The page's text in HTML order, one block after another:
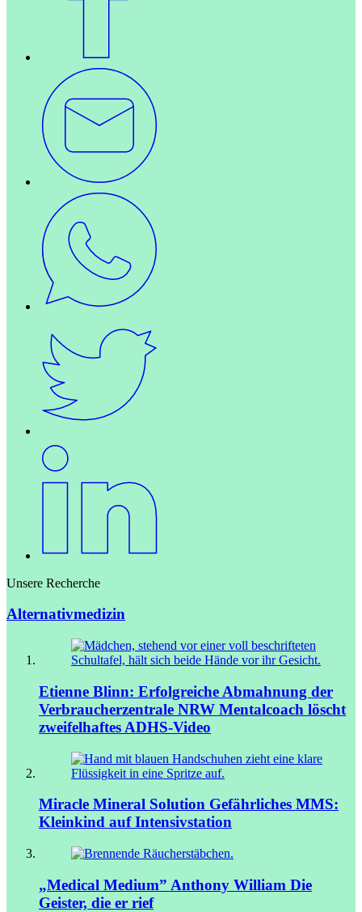
Unsere Recherche
Alternativmedizin
Etienne Blinn: Erfolgreiche Abmahnung der
Verbraucherzentrale NRW Mentalcoach löscht
zweifelhaftes ADHS-Video
Miracle Mineral Solution Gefährliches MMS:
Kleinkind auf Intensivstation
„Medical Medium” Anthony William Die
Geister, die er rief